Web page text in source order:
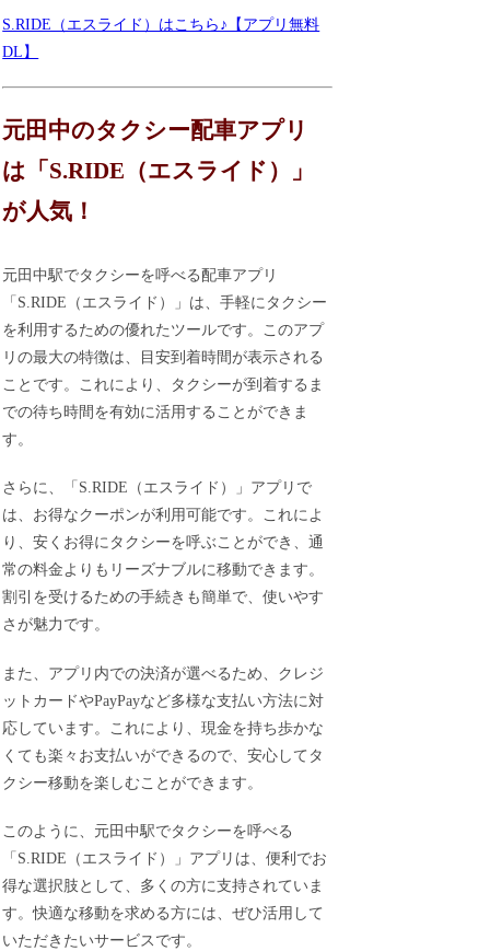
S.RIDE（エスライド）はこちら♪【アプリ無料
DL】
元田中のタクシー配車アプリ
は「S.RIDE（エスライド）」
が人気！
元田中駅でタクシーを呼べる配車アプリ
「S.RIDE（エスライド）」は、手軽にタクシー
を利用するための優れたツールです。このアプ
リの最大の特徴は、目安到着時間が表示される
ことです。これにより、タクシーが到着するま
での待ち時間を有効に活用することができま
す。
さらに、「S.RIDE（エスライド）」アプリで
は、お得なクーポンが利用可能です。これによ
り、安くお得にタクシーを呼ぶことができ、通
常の料金よりもリーズナブルに移動できます。
割引を受けるための手続きも簡単で、使いやす
さが魅力です。
また、アプリ内での決済が選べるため、クレジ
ットカードやPayPayなど多様な支払い方法に対
応しています。これにより、現金を持ち歩かな
くても楽々お支払いができるので、安心してタ
クシー移動を楽しむことができます。
このように、元田中駅でタクシーを呼べる
「S.RIDE（エスライド）」アプリは、便利でお
得な選択肢として、多くの方に支持されていま
す。快適な移動を求める方には、ぜひ活用して
いただきたいサービスです。